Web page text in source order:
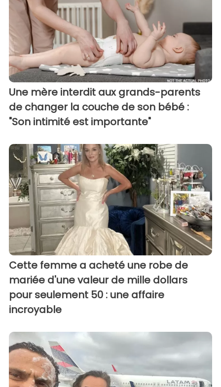
Une mère interdit aux grands-parents
de changer la couche de son bébé :
"Son intimité est importante"
Cette femme a acheté une robe de
mariée d'une valeur de mille dollars
pour seulement 50 : une affaire
incroyable